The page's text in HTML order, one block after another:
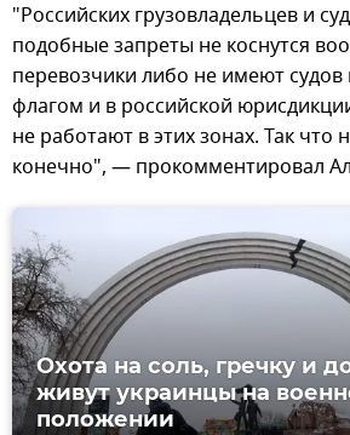
"Российских грузовладельцев и
подобные запреты не коснутся
перевозчики либо не имеют
флагом и в российской
не работают в этих зонах. Так что
конечно", — прокомментировал
Охота на соль, гречку и
живут украинцы на
положении